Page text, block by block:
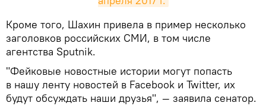
Кроме того, Шахин привела в пример несколько
заголовков российских СМИ, в том числе
агентства Sputnik.
"Фейковые новостные истории могут попасть
в нашу ленту новостей в Facebook и Twitter, их
будут обсуждать наши друзья", — заявила сенатор.